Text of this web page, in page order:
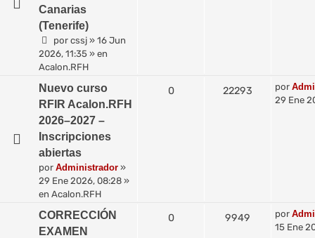
Canarias
(Tenerife)
por cssj » 16 Jun
2026, 11:35 » en
Acalon.RFH
Nuevo curso
RFIR Acalon.RFH
2026–2027 –
Inscripciones
abiertas
por Administrador »
29 Ene 2026, 08:28 »
en Acalon.RFH
0 22293 por
29 Ene
CORRECCIÓN
EXAMEN
0 9949 por
15 Ene